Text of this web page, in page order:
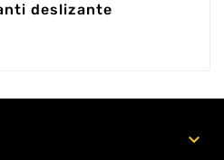
deslizante
